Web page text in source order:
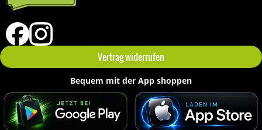
Vertrag widerrufen
Bequem mit der App shoppen